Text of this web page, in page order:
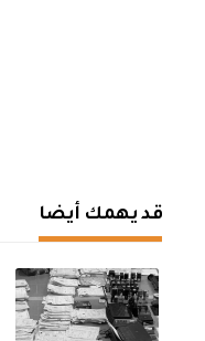
قد يهمك أيضا